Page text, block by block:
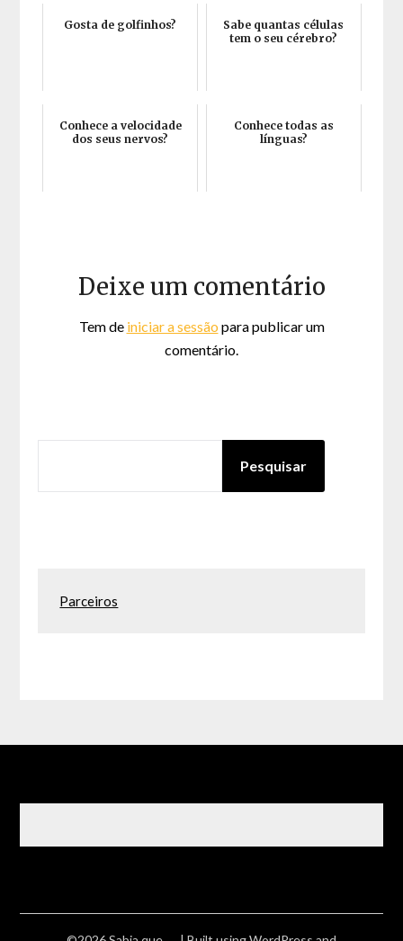
Gosta de golfinhos?
Sabe quantas células
tem o seu cérebro?
Conhece a velocidade
dos seus nervos?
Conhece todas as
línguas?
Deixe um comentário
Tem de iniciar a sessão para publicar um
comentário.
Pesquisar
Parceiros